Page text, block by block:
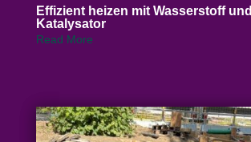
Effizient heizen mit Wasser­stoff und
Katalysator
Read More